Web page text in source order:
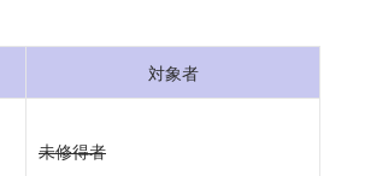
対象者
未修得者